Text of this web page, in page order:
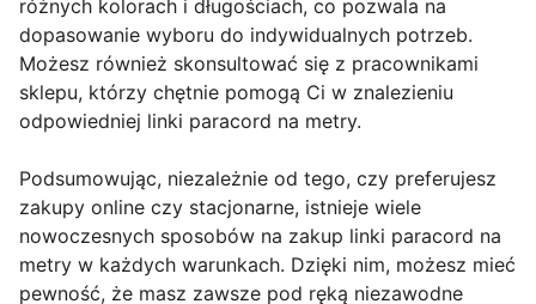
różnych kolorach i długościach, co pozwala na
dopasowanie wyboru do indywidualnych potrzeb.
Możesz również skonsultować się z pracownikami
sklepu, którzy chętnie pomogą Ci w znalezieniu
odpowiedniej linki paracord na metry.
Podsumowując, niezależnie od tego, czy preferujesz
zakupy online czy stacjonarne, istnieje wiele
nowoczesnych sposobów na zakup linki paracord na
metry w każdych warunkach. Dzięki nim, możesz mieć
pewność, że masz zawsze pod ręką niezawodne